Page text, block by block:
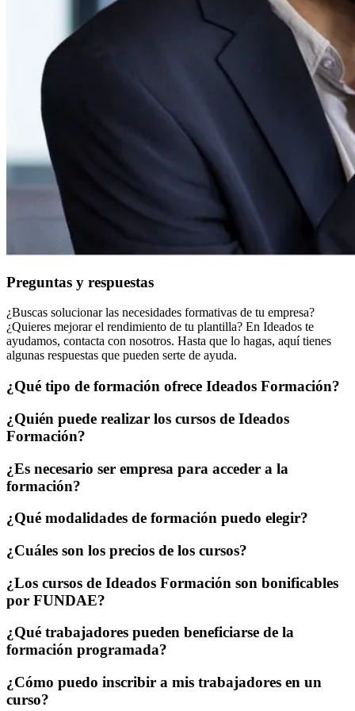
Preguntas y respuestas
¿Buscas solucionar las necesidades formativas de tu empresa?
¿Quieres mejorar el rendimiento de tu plantilla? En Ideados te
ayudamos, contacta con nosotros. Hasta que lo hagas, aquí tienes
algunas respuestas que pueden serte de ayuda.
¿Qué tipo de formación ofrece Ideados Formación?
¿Quién puede realizar los cursos de Ideados
Formación?
¿Es necesario ser empresa para acceder a la
formación?
¿Qué modalidades de formación puedo elegir?
¿Cuáles son los precios de los cursos?
¿Los cursos de Ideados Formación son bonificables
por FUNDAE?
¿Qué trabajadores pueden beneficiarse de la
formación programada?
¿Cómo puedo inscribir a mis trabajadores en un
curso?